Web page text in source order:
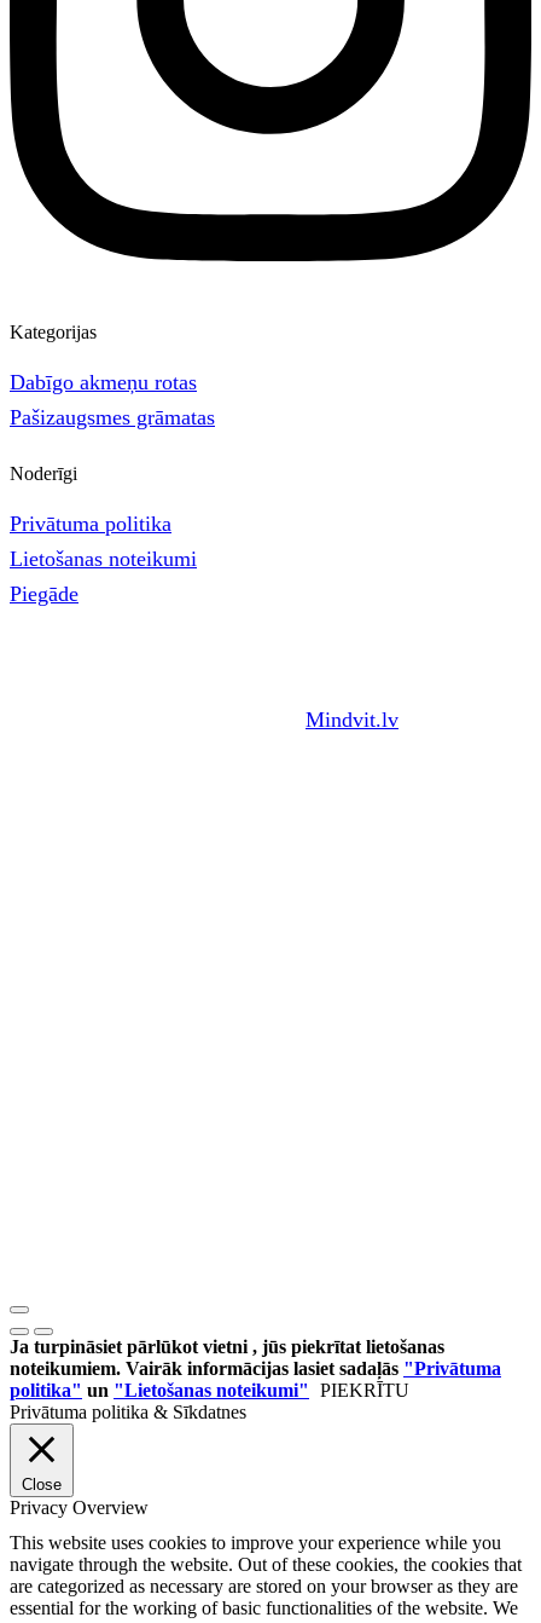
Kategorijas
Dabīgo akmeņu rotas
Pašizaugsmes grāmatas
Noderīgi
Privātuma politika
Lietošanas noteikumi
Piegāde
Mindvit.lv
Ja turpināsiet pārlūkot vietni , jūs piekrītat lietošanas
noteikumiem. Vairāk informācijas lasiet sadaļās "Privātuma
politika" un "Lietošanas noteikumi"
PIEKRĪTU
Privātuma politika & Sīkdatnes
Close
Privacy Overview
This website uses cookies to improve your experience while you
navigate through the website. Out of these cookies, the cookies that
are categorized as necessary are stored on your browser as they are
essential for the working of basic functionalities of the website. We